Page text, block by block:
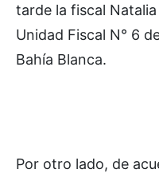
tarde la fiscal
Unidad Fiscal N° 6
Bahía Blanca.
Por otro lado, de